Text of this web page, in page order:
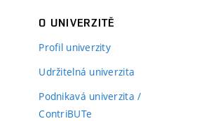
O UNIVERZITĚ
Profil univerzity
Udržitelná univerzita
Podnikavá univerzita /
ContriBUTe